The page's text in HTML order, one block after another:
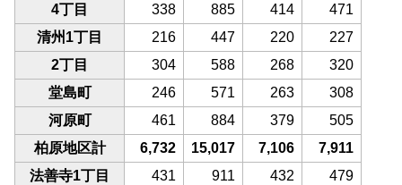
4丁目
338 885 414
471
清州1丁目
216 447 220
227
2丁目
304 588 268
320
堂島町
246 571 263
308
河原町
461 884 379
505
柏原地区計
6,732 15,017 7,106
7,911
法善寺1丁目
431 911 432
479